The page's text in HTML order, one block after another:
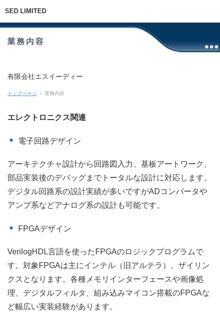
SED LIMITED
業務内容
有限会社エスイーディー
トップページ ＞ 業務内容
エレクトロニクス関連
電子回路デザイン
アーキテクチャ設計から回路図入力、基板アートワーク、
部品実装後のデバッグまでトータルな設計に対応します。
デジタル回路系の設計実績が多いですがADコンバータや
アンプ系などアナログ系の設計も可能です。
FPGAデザイン
VerilogHDL言語を使ったFPGAのロジックプログラムで
す。対象FPGAは主にインテル（旧アルテラ）、ザイリン
クスとなります。各種メモリインターフェースや画像処
理、デジタルフィルタ、組み込みマイコン搭載のFPGAな
ど幅広い実装経験があります。